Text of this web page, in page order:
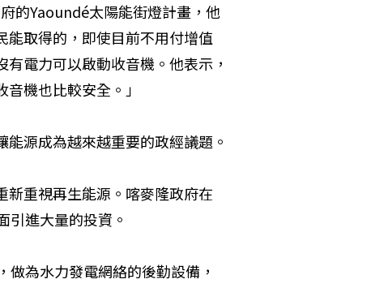
的Yaoundé太陽能街燈計畫，他
取得的，即使目前不用付增值
電力可以啟動收音機。他表示，
機也比較安全。」
源成為越來越重要的政經議題。
新重視再生能源。喀麥隆政府在
引進大量的投資。
為水力發電網絡的後勤設備，